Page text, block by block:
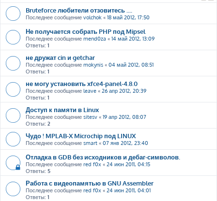
Bruteforce любители отзовитесь ....
Последнее сообщение volchok « 18 май 2012, 17:50
Не получается собрать PHP под Mipsel
Последнее сообщение mend0za « 14 май 2012, 13:09
Ответы: 1
не дружат cin и getchar
Последнее сообщение mokynis « 04 май 2012, 08:51
Ответы: 1
не могу установить xfce4-panel-4.8.0
Последнее сообщение leave « 26 апр 2012, 20:39
Ответы: 1
Доступ к памяти в Linux
Последнее сообщение sitesv « 19 апр 2012, 08:07
Ответы: 2
Чудо ! MPLAB-X Microchip под LINUX
Последнее сообщение smart « 07 янв 2012, 23:40
Отладка в GDB без исходников и дебаг-символов.
Последнее сообщение red f0x « 24 июн 2011, 04:15
Ответы: 5
Работа с видеопамятью в GNU Assembler
Последнее сообщение red f0x « 24 июн 2011, 04:01
Ответы: 1